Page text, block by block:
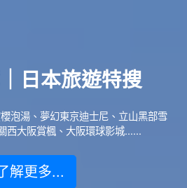
日本旅遊特搜
泡湯、夢幻東京迪士尼、立山黑部雪
西大阪賞楓、大阪環球影城......
解更多...